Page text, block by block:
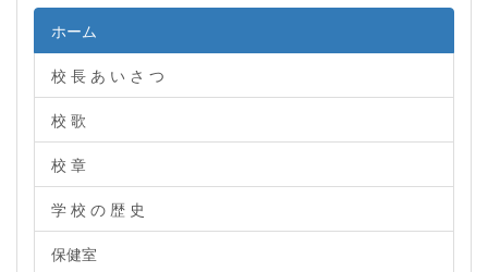
ホーム
校 長 あ い さ つ
校 歌
校 章
学 校 の 歴 史
保健室